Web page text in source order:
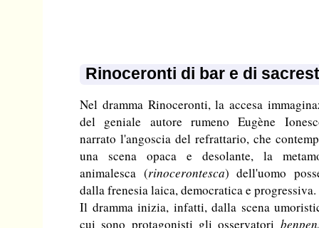
Rinoceronti di bar e di
Nel dramma Rinoceronti, la accesa
del geniale autore rumeno Eugène
narrato l'angoscia del refrattario, che
una scena opaca e desolante, la
animalesca (rinocerontesca) dell'uomo
dalla frenesia laica, democratica e progressiva.
Il dramma inizia, infatti, dalla scena
cui sono protagonisti gli osservatori